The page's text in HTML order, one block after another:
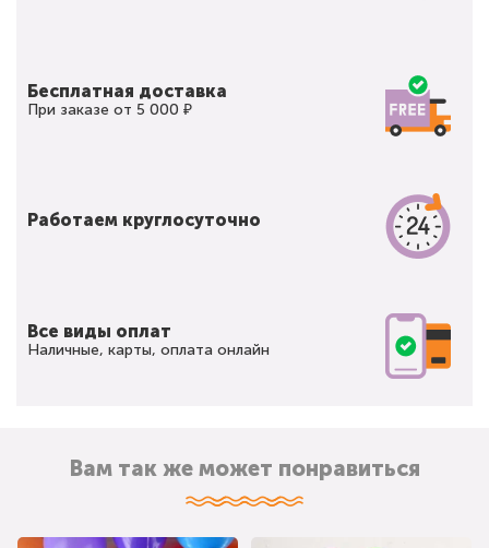
Бесплатная доставка
При заказе от 5 000 ₽
Работаем круглосуточно
Все виды оплат
Наличные, карты, оплата онлайн
Вам так же может понравиться